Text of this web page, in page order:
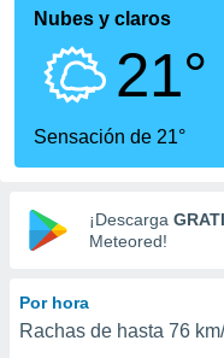
ha sido
calidad.
a este
las
y
digital
basada
Nubes y claros
21°
Sensación de 21°
¡Descarga
Meteored!
Por hora
Rachas de hasta 76